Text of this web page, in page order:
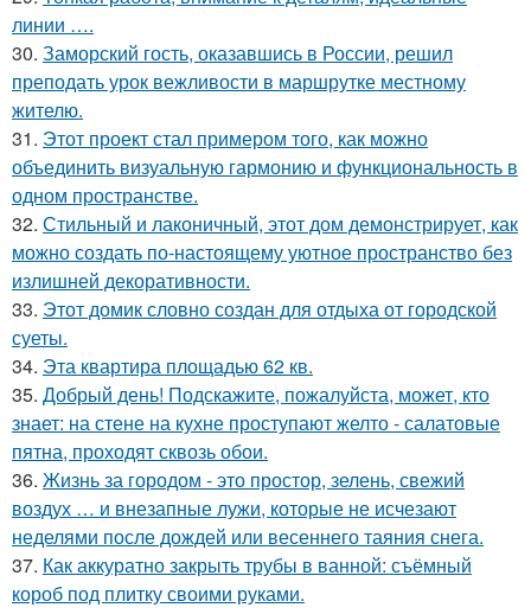
линии ….
30. Заморский гость, оказавшись в России, решил
преподать урок вежливости в маршрутке местному
жителю.
31. Этот проект стал примером того, как можно
объединить визуальную гармонию и функциональность в
одном пространстве.
32. Стильный и лаконичный, этот дом демонстрирует, как
можно создать по-настоящему уютное пространство без
излишней декоративности.
33. Этот домик словно создан для отдыха от городской
суеты.
34. Эта квартира площадью 62 кв.
35. Добрый день! Подскажите, пожалуйста, может, кто
знает: на стене на кухне проступают желто - салатовые
пятна, проходят сквозь обои.
36. Жизнь за городом - это простор, зелень, свежий
воздух … и внезапные лужи, которые не исчезают
неделями после дождей или весеннего таяния снега.
37. Как аккуратно закрыть трубы в ванной: съёмный
короб под плитку своими руками.